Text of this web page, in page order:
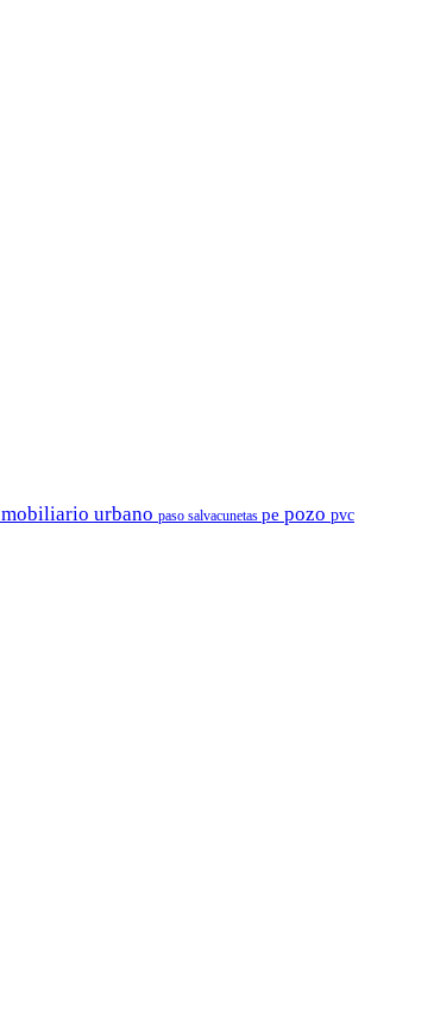
mobiliario urbano paso salvacunetas pe pozo pvc